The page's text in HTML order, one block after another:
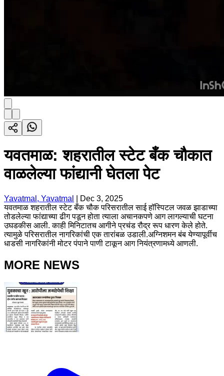
यवतमाळ: शहरातील स्टेट बँक चौकात
वाळलेल्या फांद्यानी घेतला पेट
Yavatmal, Yavatmal
Dec 3, 2025
यवतमाळ शहरातील स्टेट बँक चौक परिसरातील साई हॉस्पिटल जवळ झाडाच्या
तोडलेल्या फांद्याच्या ढीग पडून होता त्याला अचानकपणे आग लागल्याची घटना
उघडकीस आली. काही मिनिटातच आगीने प्रचंड रौद्र रूप धारण केले होते.
त्यामुळे परिसरातील नागरिकांची एक तारांबळ उडाली.अग्निशमन बंब येण्यापूर्वीच
धाडसी नागरिकांनी मोटर पंपाने पाणी टाकून आग नियंत्रणामध्ये आणली.
MORE NEWS